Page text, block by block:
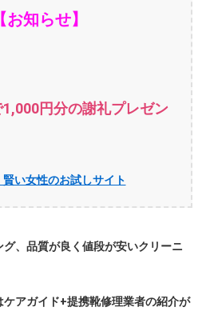
【お知らせ】
円分の謝礼プレゼン
賢い女性のお試しサイト
、品質が良く値段が安いクリーニ
ケアガイド+提携靴修理業者の紹介が